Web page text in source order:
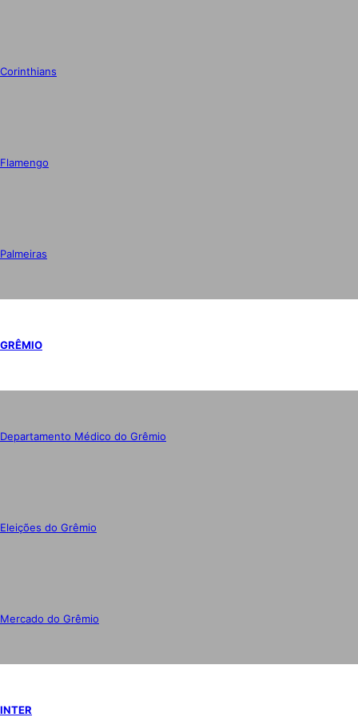
Corinthians
Flamengo
Palmeiras
GRÊMIO
Departamento Médico do Grêmio
Eleições do Grêmio
Mercado do Grêmio
INTER